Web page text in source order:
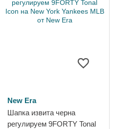
New Era
Шапка извита черна
регулируем 9FORTY Tonal